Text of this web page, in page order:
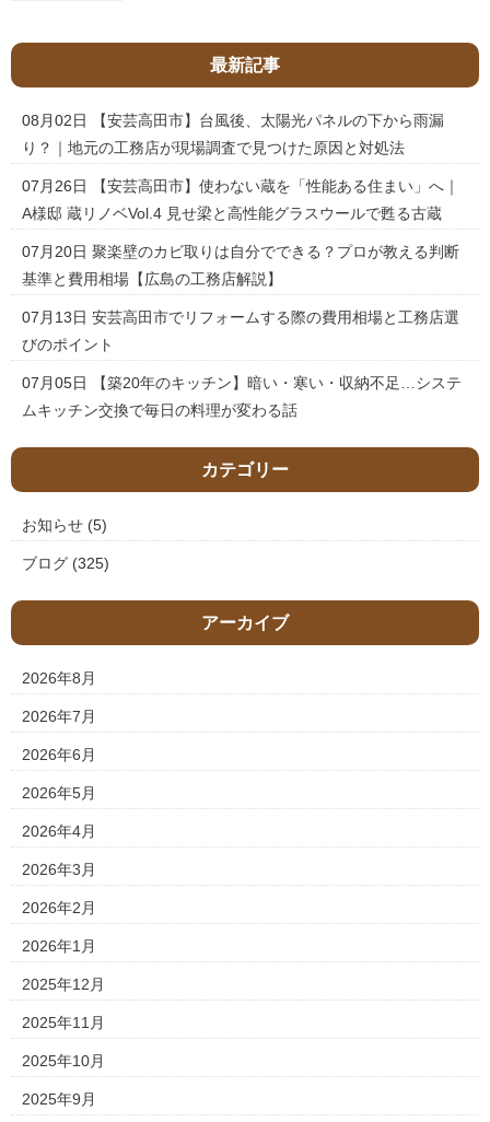
最新記事
08月02日
【安芸高田市】台風後、太陽光パネルの下から雨漏
り？｜地元の工務店が現場調査で見つけた原因と対処法
07月26日
【安芸高田市】使わない蔵を「性能ある住まい」へ｜
A様邸 蔵リノベVol.4 見せ梁と高性能グラスウールで甦る古蔵
07月20日 聚楽壁のカビ取りは自分でできる？プロが教える判断
基準と費用相場【広島の工務店解説】
07月13日 安芸高田市でリフォームする際の費用相場と工務店選
びのポイント
07月05日
【築20年のキッチン】暗い・寒い・収納不足…システ
ムキッチン交換で毎日の料理が変わる話
カテゴリー
お知らせ (5)
ブログ (325)
アーカイブ
2026年8月
2026年7月
2026年6月
2026年5月
2026年4月
2026年3月
2026年2月
2026年1月
2025年12月
2025年11月
2025年10月
2025年9月